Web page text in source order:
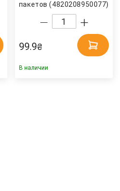
пакетов (4820208950077)
99.9₴
В наличии